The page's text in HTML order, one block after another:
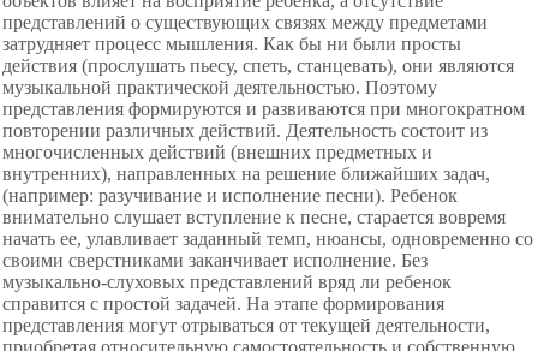
представлений о существующих связях между предметами
затрудняет процесс мышления. Как бы ни были просты
действия (прослушать пьесу, спеть, станцевать), они являются
музыкальной практической деятельностью. Поэтому
представления формируются и развиваются при многократном
повторении различных действий. Деятельность состоит из
многочисленных действий (внешних предметных и
внутренних), направленных на решение ближайших задач,
(например: разучивание и исполнение песни). Ребенок
внимательно слушает вступление к песне, старается вовремя
начать ее, улавливает заданный темп, нюансы, одновременно со
своими сверстниками заканчивает исполнение. Без
музыкально-слуховых представлений вряд ли ребенок
справится с простой задачей. На этапе формирования
представления могут отрываться от текущей деятельности,
приобретая относительную самостоятельность и собственную